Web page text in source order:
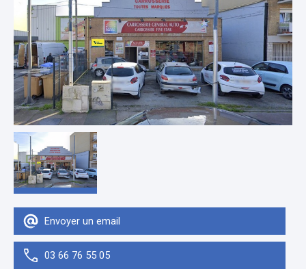
Envoyer un email
03 66 76 55 05